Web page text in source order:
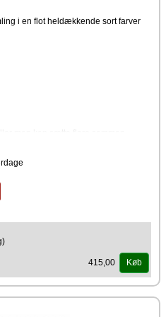
i en flot heldækkende sort farver
man kan sætte flere sammen.
Denne meget flotte serie er
som passer flot til de moderne
415,00 Køb